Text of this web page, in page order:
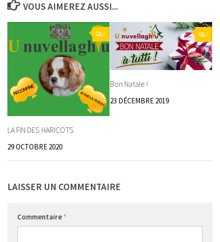
VOUS AIMEREZ AUSSI...
0
LA FIN DES HARICOTS
29 OCTOBRE 2020
0
Bon Natale !
23 DÉCEMBRE 2019
LAISSER UN COMMENTAIRE
Commentaire *